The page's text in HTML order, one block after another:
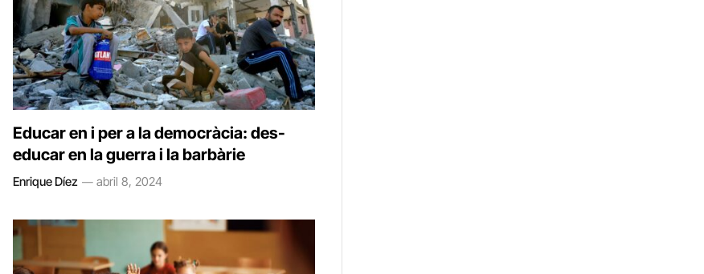
Educar en i per a la democràcia: des-
educar en la guerra i la barbàrie
Enrique Díez abril 8, 2024